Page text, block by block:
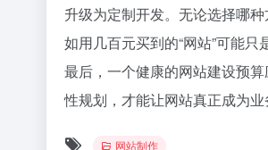
升级为定制开发。无论选择哪
如用几百元买到的“网站”可能
最后，一个健康的网站建设预
性规划，才能让网站真正成为
网站制作